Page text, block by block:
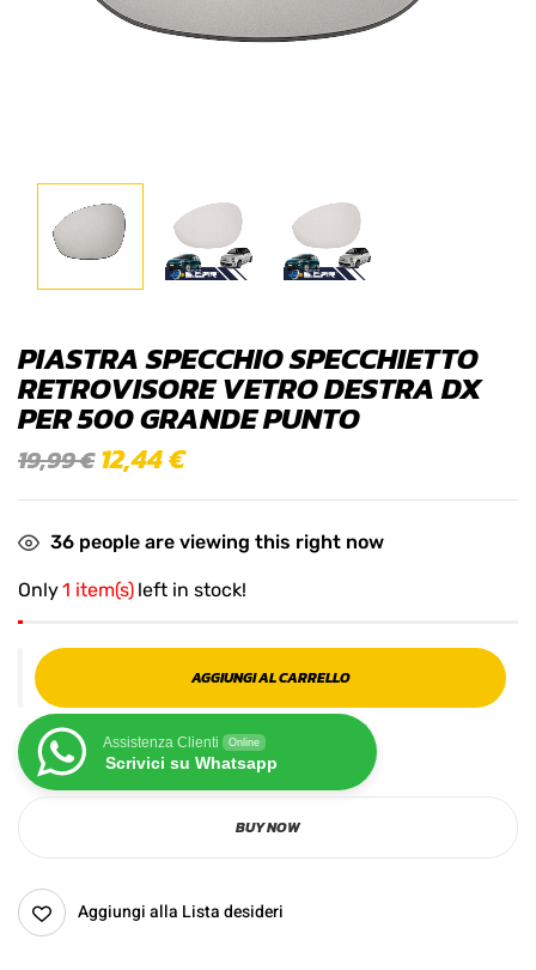
PIASTRA SPECCHIO SPECCHIETTO
RETROVISORE VETRO DESTRA DX
PER 500 GRANDE PUNTO
19,99€ 12,44€
36 people are viewing this right now
Only1 item(s) left in stock!
AGGIUNGI AL CARRELLO
Assistenza Clienti Online
Scrivici su Whatsapp
BUY NOW
Aggiungi alla Lista desideri